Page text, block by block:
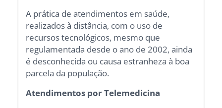
A prática de atendimentos em saúde,
realizados à distância, com o uso de
recursos tecnológicos, mesmo que
regulamentada desde o ano de 2002, ainda
é desconhecida ou causa estranheza à boa
parcela da população.
Atendimentos por Telemedicina